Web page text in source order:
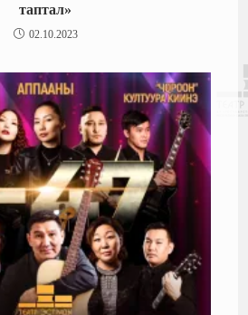
таптал»
02.10.2023